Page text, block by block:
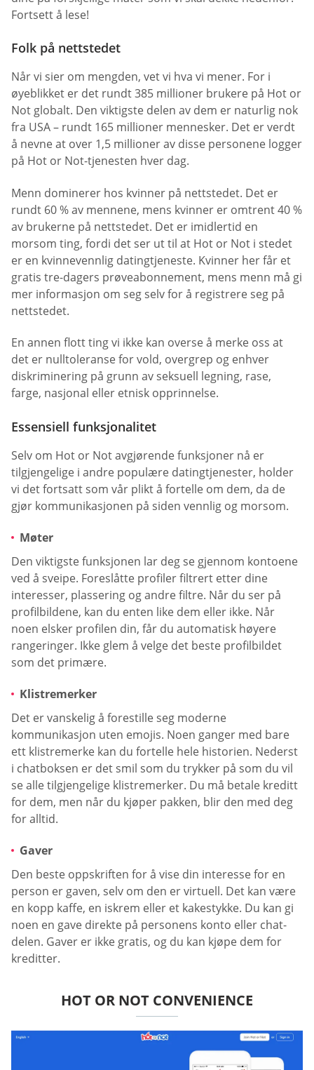
Fortsett å lese!
Folk på nettstedet
Når vi sier om mengden, vet vi hva vi mener. For i
øyeblikket er det rundt 385 millioner brukere på Hot or
Not globalt. Den viktigste delen av dem er naturlig nok
fra USA – rundt 165 millioner mennesker. Det er verdt
å nevne at over 1,5 millioner av disse personene logger
på Hot or Not-tjenesten hver dag.
Menn dominerer hos kvinner på nettstedet. Det er
rundt 60 % av mennene, mens kvinner er omtrent 40 %
av brukerne på nettstedet. Det er imidlertid en
morsom ting, fordi det ser ut til at Hot or Not i stedet
er en kvinnevennlig datingtjeneste. Kvinner her får et
gratis tre-dagers prøveabonnement, mens menn må gi
mer informasjon om seg selv for å registrere seg på
nettstedet.
En annen flott ting vi ikke kan overse å merke oss at
det er nulltoleranse for vold, overgrep og enhver
diskriminering på grunn av seksuell legning, rase,
farge, nasjonal eller etnisk opprinnelse.
Essensiell funksjonalitet
Selv om Hot or Not avgjørende funksjoner nå er
tilgjengelige i andre populære datingtjenester, holder
vi det fortsatt som vår plikt å fortelle om dem, da de
gjør kommunikasjonen på siden vennlig og morsom.
Møter
Den viktigste funksjonen lar deg se gjennom kontoene
ved å sveipe. Foreslåtte profiler filtrert etter dine
interesser, plassering og andre filtre. Når du ser på
profilbildene, kan du enten like dem eller ikke. Når
noen elsker profilen din, får du automatisk høyere
rangeringer. Ikke glem å velge det beste profilbildet
som det primære.
Klistremerker
Det er vanskelig å forestille seg moderne
kommunikasjon uten emojis. Noen ganger med bare
ett klistremerke kan du fortelle hele historien. Nederst
i chatboksen er det smil som du trykker på som du vil
se alle tilgjengelige klistremerker. Du må betale kreditt
for dem, men når du kjøper pakken, blir den med deg
for alltid.
Gaver
Den beste oppskriften for å vise din interesse for en
person er gaven, selv om den er virtuell. Det kan være
en kopp kaffe, en iskrem eller et kakestykke. Du kan gi
noen en gave direkte på personens konto eller chat-
delen. Gaver er ikke gratis, og du kan kjøpe dem for
kreditter.
HOT OR NOT CONVENIENCE